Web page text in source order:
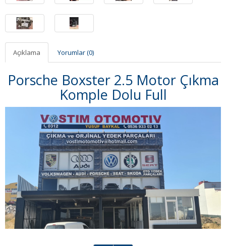
Açıklama Yorumlar (0)
Porsche Boxster 2.5 Motor Çıkma
Komple Dolu Full